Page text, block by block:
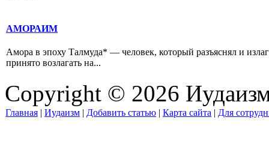
АМОРАИМ
Амора в эпоху Талмуда* — человек, который разъяснял и
принято возлагать на...
Copyright © 2026
Главная | Иудаизм | Добавить статью | Карта сайта | Для